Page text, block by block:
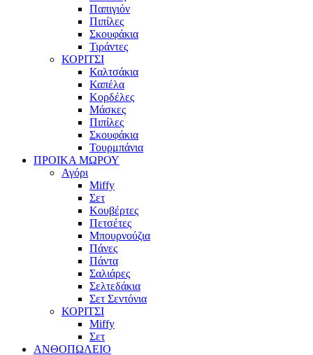
Παπιγιόν
Πιπίλες
Σκουφάκια
Τιράντες
ΚΟΡΙΤΣΙ
Καλτσάκια
Καπέλα
Κορδέλες
Μάσκες
Πιπίλες
Σκουφάκια
Τουρμπάνια
ΠΡΟΙΚΑ ΜΩΡΟΥ
Αγόρι
Miffy
Σετ
Κουβέρτες
Πετσέτες
Μπουρνούζια
Πάνες
Πάντα
Σαλιάρες
Σελτεδάκια
Σετ Σεντόνια
ΚΟΡΙΤΣΙ
Miffy
Σετ
ΑΝΘΟΠΩΛΕΙΟ